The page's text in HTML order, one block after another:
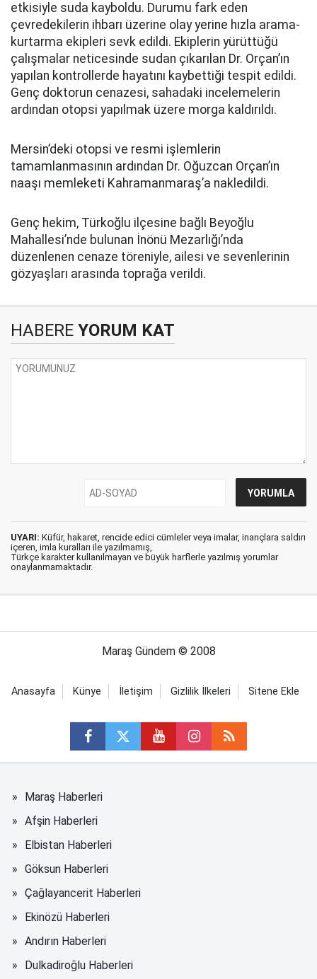
etkisiyle suda kayboldu. Durumu fark eden
çevredekilerin ihbarı üzerine olay yerine hızla arama-
kurtarma ekipleri sevk edildi. Ekiplerin yürüttüğü
çalışmalar neticesinde sudan çıkarılan Dr. Orçan’ın
yapılan kontrollerde hayatını kaybettiği tespit edildi.
Genç doktorun cenazesi, sahadaki incelemelerin
ardından otopsi yapılmak üzere morga kaldırıldı.
Mersin’deki otopsi ve resmi işlemlerin
tamamlanmasının ardından Dr. Oğuzcan Orçan’ın
naaşı memleketi Kahramanmaraş’a nakledildi.
Genç hekim, Türkoğlu ilçesine bağlı Beyoğlu
Mahallesi’nde bulunan İnönü Mezarlığı’nda
düzenlenen cenaze töreniyle, ailesi ve sevenlerinin
gözyaşları arasında toprağa verildi.
HABERE YORUM KAT
UYARI: Küfür, hakaret, rencide edici cümleler veya imalar, inançlara saldırı
içeren, imla kuralları ile yazılmamış,
Türkçe karakter kullanılmayan ve büyük harflerle yazılmış yorumlar
onaylanmamaktadır.
Maraş Gündem © 2008
Anasayfa Künye İletişim Gizlilik İlkeleri Sitene Ekle
Maraş Haberleri
Afşin Haberleri
Elbistan Haberleri
Göksun Haberleri
Çağlayancerit Haberleri
Ekinözü Haberleri
Andırın Haberleri
Dulkadiroğlu Haberleri